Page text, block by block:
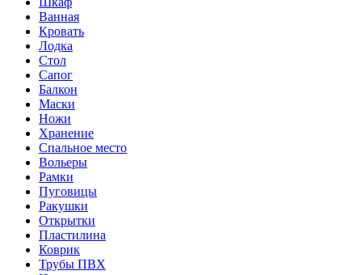
Ванная
Кровать
Лодка
Стол
Сапог
Балкон
Маски
Ножи
Хранение
Спальное место
Вольеры
Рамки
Пуговицы
Ракушки
Открытки
Пластилина
Коврик
Трубы ПВХ